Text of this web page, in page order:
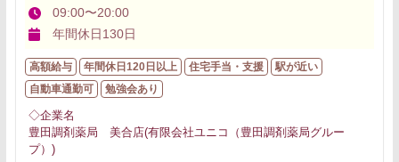
09:00〜20:00
年間休日130日
高額給与 年間休日120日以上 住宅手当・支援
駅が近い
自動車通勤可
勉強会あり
◇企業名
豊田調剤薬局 美合店(有限会社ユニコ（豊田調剤薬局グルー
プ）)